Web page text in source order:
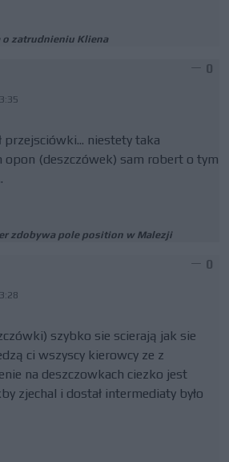
o zatrudnieniu Kliena
0
przejsciówki... niestety taka
opon (deszczówek) sam robert o tym
zdobywa pole position w Malezji
0
szybko sie scierają jak sie
ci wszyscy kierowcy ze z
na deszczowkach ciezko jest
zjechal i dostał intermediaty było